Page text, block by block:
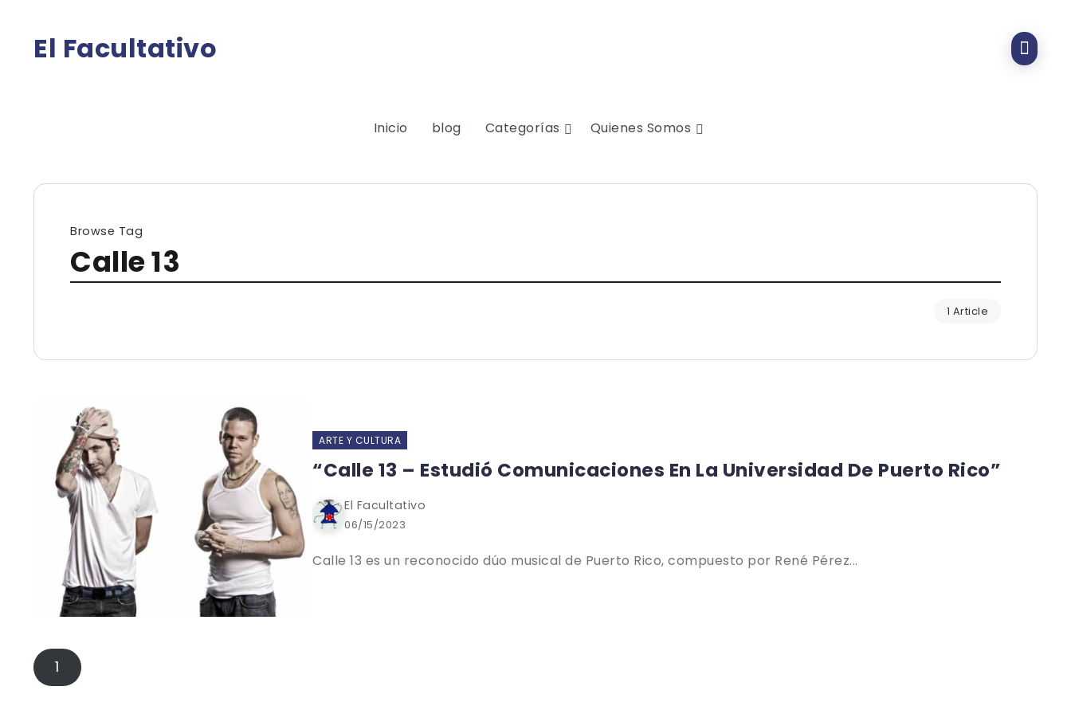
El Facultativo
Inicio blog Categorías Quienes Somos
Browse Tag
Calle 13
1 Article
ARTE Y CULTURA
“Calle 13 – Estudió Comunicaciones En La Universidad De Puerto Rico”
El Facultativo
06/15/2023
Calle 13 es un reconocido dúo musical de Puerto Rico, compuesto por René Pérez...
1